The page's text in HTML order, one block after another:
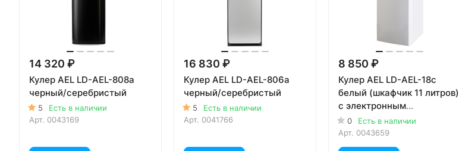
14 320 ₽
Кулер AEL LD-AEL-808a
черный/серебристый
5
Есть в наличии
Арт. 0043169
16 830 ₽
Кулер AEL LD-AEL-806a
черный/серебристый
5
Есть в наличии
Арт. 0041766
8 850 ₽
Кулер AEL LD-AEL-18c
белый (шкафчик 11 литров)
с электронным
охлаждением
0
Есть в наличии
Арт. 0043659